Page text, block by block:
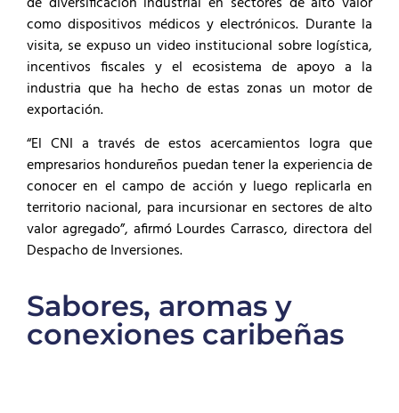
como dispositivos médicos y electrónicos. Durante la
visita, se expuso un video institucional sobre logística,
incentivos fiscales y el ecosistema de apoyo a la
industria que ha hecho de estas zonas un motor de
exportación.
“El CNI a través de estos acercamientos logra que
empresarios hondureños puedan tener la experiencia de
conocer en el campo de acción y luego replicarla en
territorio nacional, para incursionar en sectores de alto
valor agregado”, afirmó Lourdes Carrasco, directora del
Despacho de Inversiones.
Sabores, aromas y
conexiones caribeñas